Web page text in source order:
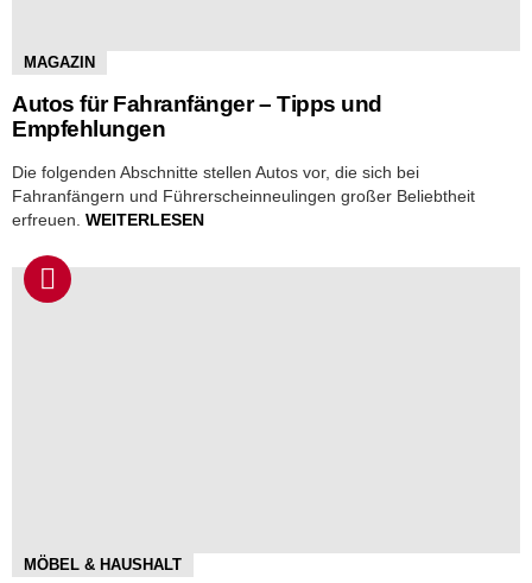
MAGAZIN
Autos für Fahranfänger – Tipps und
Empfehlungen
Die folgenden Abschnitte stellen Autos vor, die sich bei
Fahranfängern und Führerscheinneulingen großer Beliebtheit
erfreuen. WEITERLESEN
MÖBEL & HAUSHALT